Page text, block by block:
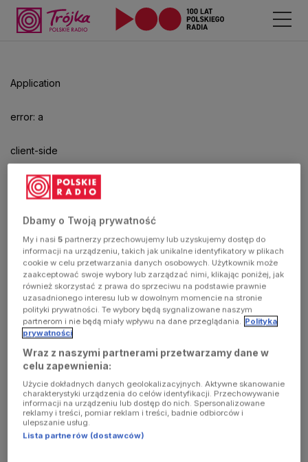
Application
error: a
client-side
exception
has
occurred
(see the
browser
console for
more
information)
aby
odtwarzać.
Dbamy o Twoją prywatność
My i nasi5 partnerzy przechowujemy lub uzyskujemy dostęp do
informacji na urządzeniu, takich jak unikalne identyfikatory w plikach
cookie w celu przetwarzania danych osobowych. Użytkownik może
zaakceptować swoje wybory lub zarządzać nimi, klikając poniżej, jak
również skorzystać z prawa do sprzeciwu na podstawie prawnie
uzasadnionego interesu lub w dowolnym momencie na stronie
polityki prywatności. Te wybory będą sygnalizowane naszym
partnerom i nie będą miały wpływu na dane przeglądania. Polityka
prywatności
Wraz z naszymi partnerami przetwarzamy dane w
celu zapewnienia:
Użycie dokładnych danych geolokalizacyjnych. Aktywne skanowanie
charakterystyki urządzenia do celów identyfikacji. Przechowywanie
informacji na urządzeniu lub dostęp do nich. Spersonalizowane
reklamy i treści, pomiar reklam i treści, badnie odbiorców i
ulepszanie usług.
Lista partnerów (dostawców)